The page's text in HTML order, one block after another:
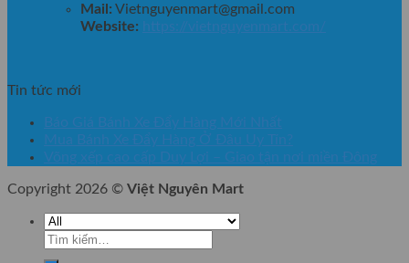
Mail: Vietnguyenmart@gmail.com
Website:
https://vietnguyenmart.com/
Tin tức mới
Báo Giá Bánh Xe Đẩy Hàng Mới Nhất
Mua Bánh Xe Đẩy Hàng Ở Đâu Uy Tín?
Võng xếp cao cấp Duy Lợi – Giao tận nơi miền Đông
Copyright 2026 © Việt Nguyên Mart
Tìm